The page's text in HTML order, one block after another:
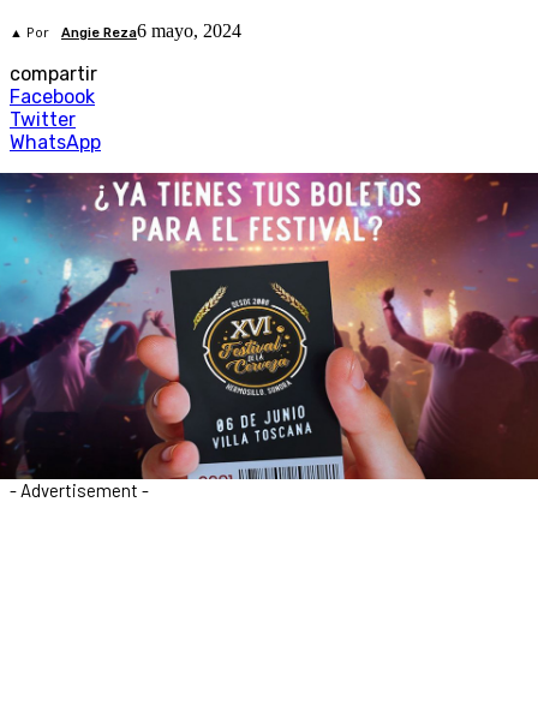
▲ Por Angie Reza6 mayo, 2024
compartir
Facebook
Twitter
WhatsApp
- Advertisement -